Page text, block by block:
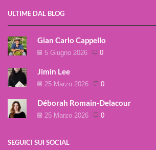
ULTIME DAL BLOG
Gian Carlo Cappello
5 Giugno 2026 0
Jimin Lee
25 Marzo 2026 0
Déborah Romain-Delacour
25 Marzo 2026 0
SEGUICI SUI SOCIAL